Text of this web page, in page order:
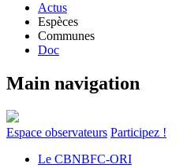
Actus
Espèces
Communes
Doc
Main navigation
Espace observateurs Participez !
Le CBNBFC-ORI